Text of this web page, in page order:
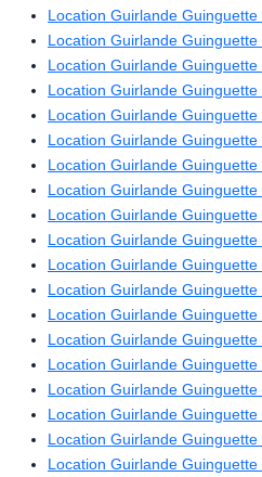
Location Guirlande
Location Guirlande
Location Guirlande
Location Guirlande Guinguette
Location Guirlande
Location Guirlande
Location Guirlande
Location Guirlande
Location Guirlande
Location Guirlande
Location Guirlande
Location Guirlande
Location Guirlande
Location Guirlande
Location Guirlande
Location Guirlande Guinguette
Location Guirlande Guinguette
Location Guirlande Guinguette
Location Guirlande Guinguette